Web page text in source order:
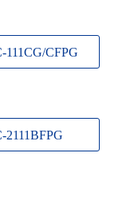
111CG/CFPG
2111BFPG